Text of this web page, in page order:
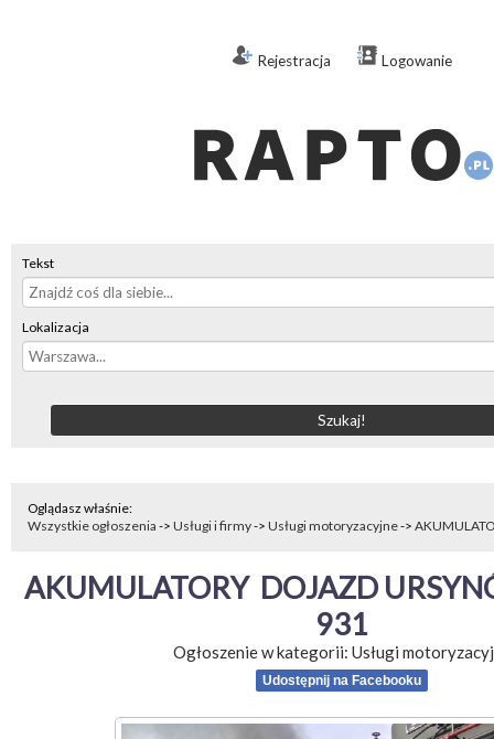
Rejestracja Logowanie
Tekst
Lokalizacja
Oglądasz właśnie:
Wszystkie ogłoszenia -> Usługi i firmy-> Usługi motoryzacyjne->
AKUMULATORY  DOJAZD
931
Ogłoszenie w kategorii: Usługi
Udostępnij na Facebooku